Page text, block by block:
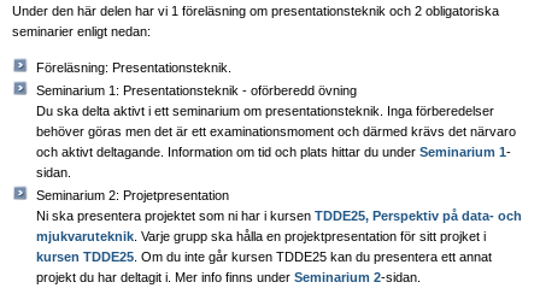
Under den här delen har vi 1 föreläsning om presentationsteknik och 2 obligatoriska
seminarier enligt nedan:
Föreläsning: Presentationsteknik.
Seminarium 1: Presentationsteknik - oförberedd övning
Du ska delta aktivt i ett seminarium om presentationsteknik. Inga förberedelser
behöver göras men det är ett examinationsmoment och därmed krävs det närvaro
och aktivt deltagande. Information om tid och plats hittar du under Seminarium 1-
sidan.
Seminarium 2: Projetpresentation
Ni ska presentera projektet som ni har i kursen TDDE25, Perspektiv på data- och
mjukvaruteknik . Varje grupp ska hålla en projektpresentation för sitt projket i
kursen TDDE25 . Om du inte går kursen TDDE25 kan du presentera ett annat
projekt du har deltagit i. Mer info finns under Seminarium 2-sidan.